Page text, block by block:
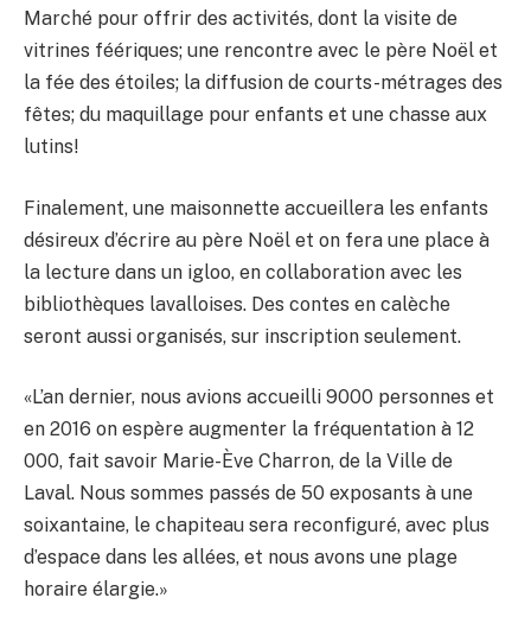
Marché pour offrir des activités, dont la visite de
vitrines féériques; une rencontre avec le père Noël et
la fée des étoiles; la diffusion de courts-métrages des
fêtes; du maquillage pour enfants et une chasse aux
lutins!
Finalement, une maisonnette accueillera les enfants
désireux d’écrire au père Noël et on fera une place à
la lecture dans un igloo, en collaboration avec les
bibliothèques lavalloises. Des contes en calèche
seront aussi organisés, sur inscription seulement.
«L’an dernier, nous avions accueilli 9000 personnes et
en 2016 on espère augmenter la fréquentation à 12
000, fait savoir Marie-Ève Charron, de la Ville de
Laval. Nous sommes passés de 50 exposants à une
soixantaine, le chapiteau sera reconfiguré, avec plus
d’espace dans les allées, et nous avons une plage
horaire élargie.»